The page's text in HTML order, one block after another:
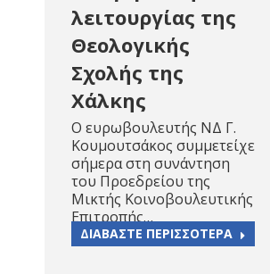
λειτουργίας της
Θεολογικής
Σχολής της
Χάλκης
Ο ευρωβουλευτής ΝΔ Γ.
Κουμουτσάκος συμμετείχε
σήμερα στη συνάντηση
του Προεδρείου της
Μικτής Κοινοβουλευτικής
Επιτροπής…
ΔΙΑΒΑΣΤΕ ΠΕΡΙΣΣΟΤΕΡΑ